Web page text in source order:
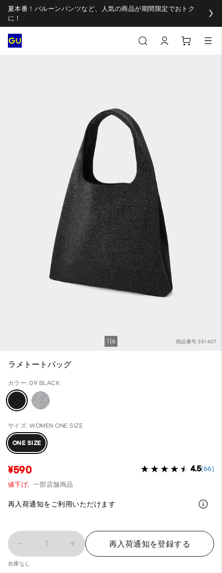
夏本番！バルーンパンツなど、人気の商品が期間限定でおトク
に！
商品番号:351407
1 6
ラメトートバッグ
カラー: 09 BLACK
サイズ: WOMEN ONE SIZE
ONE SIZE
¥590 4.5(66)
値下げ, 一部店舗商品
再入荷通知をご利用いただけます
1 再入荷通知を登録する
在庫なし